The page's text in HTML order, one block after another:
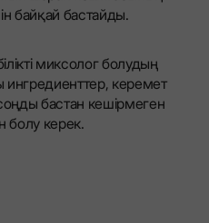
байқай бастайды.
миксолог болудың
ингредиенттер, керемет
бастан кешірмеген
болу керек.